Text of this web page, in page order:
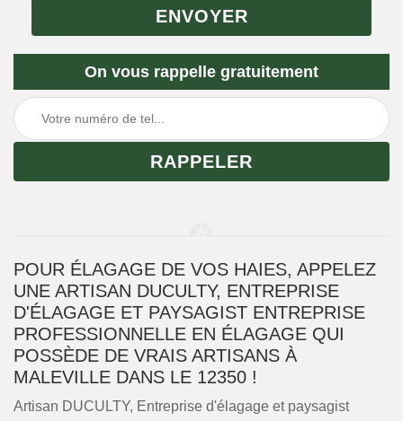
On vous rappelle gratuitement
POUR ÉLAGAGE DE VOS HAIES, APPELEZ
UNE ARTISAN DUCULTY, ENTREPRISE
D'ÉLAGAGE ET PAYSAGIST ENTREPRISE
PROFESSIONNELLE EN ÉLAGAGE QUI
POSSÈDE DE VRAIS ARTISANS À
MALEVILLE DANS LE 12350 !
Artisan DUCULTY, Entreprise d'élagage et paysagist